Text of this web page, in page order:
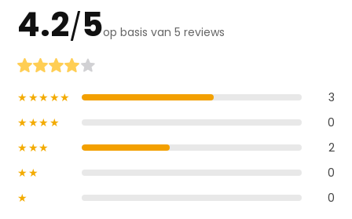
4.2/5op basis van 5 reviews
★★★★★
3
★★★★
0
★★★
2
★★
0
★
0